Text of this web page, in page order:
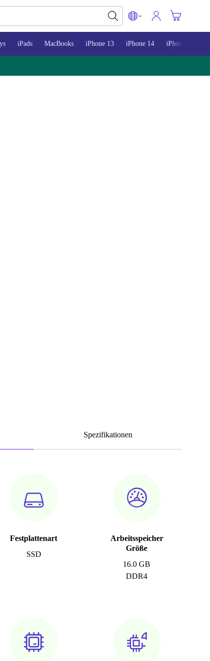
iPads MacBooks iPhone 13 iPhone 14 iPhone 15
Spezifikationen
Festplattenart
SSD
Arbeitsspeicher
Größe
16.0 GB
DDR4